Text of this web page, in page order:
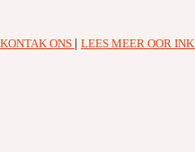
KONTAK ONS | LEES MEER OOR INK